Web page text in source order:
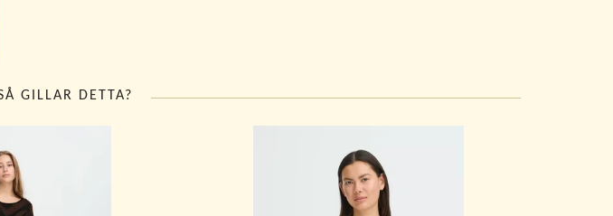
GILLAR DETTA?